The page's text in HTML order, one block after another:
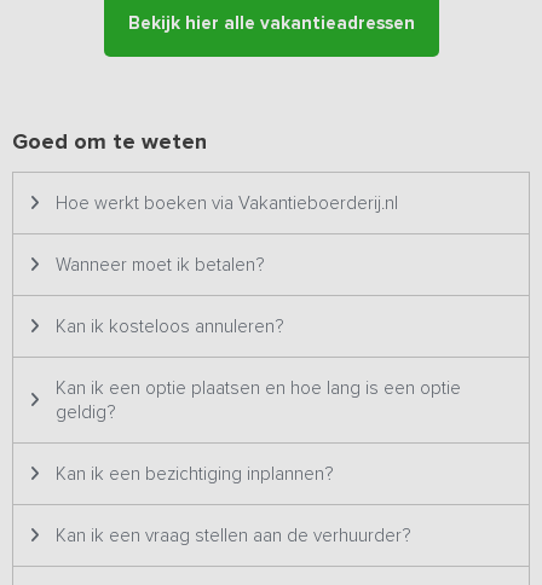
Er grenst een zeer ruim terras met voldoende meubilair aan het
vakantiehuis. Vanuit hier kijk je uit over het terrein en hou je
Naast de accommodatie is een midgetgolfbaan te vinden en op
Bekijk hier alle vakantieadressen
Goed om te weten
Hoe werkt boeken via Vakantieboerderij.nl
Wanneer moet ik betalen?
Kan ik kosteloos annuleren?
Kan ik een optie plaatsen en hoe lang is een optie
geldig?
Kan ik een bezichtiging inplannen?
Kan ik een vraag stellen aan de verhuurder?